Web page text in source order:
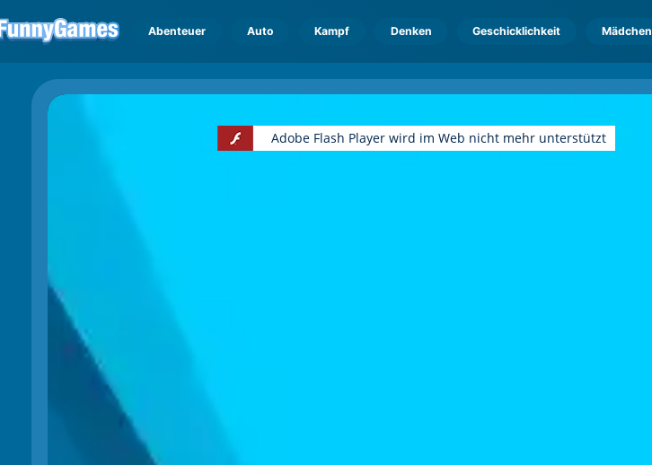
Abenteuer Auto Kampf Denken Geschicklichkeit Mädchen
Adobe Flash Player wird im Web nicht mehr unterstützt